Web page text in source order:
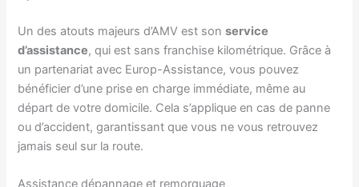
Un des atouts majeurs d’AMV est sonservice
d’assistance, qui est sans franchise kilométrique. Grâce à
un partenariat avec Europ-Assistance, vous pouvez
bénéficier d’une prise en charge immédiate, même au
départ de votre domicile. Cela s’applique en cas de panne
ou d’accident, garantissant que vous ne vous retrouvez
jamais seul sur la route.
Assistance dépannage et remorquage